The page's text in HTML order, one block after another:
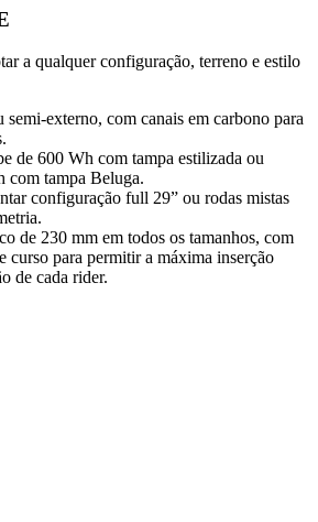
a qualquer configuração, terreno e estilo
externo, com canais em carbono para
de 600 Wh com tampa estilizada ou
com tampa Beluga.
configuração full 29” ou rodas mistas
de 230 mm em todos os tamanhos, com
curso para permitir a máxima inserção
de cada rider.